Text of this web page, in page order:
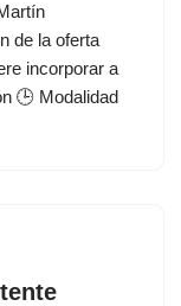
de la oferta
incorporar a
🕒 Modalidad